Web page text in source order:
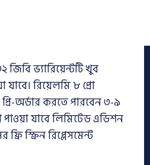
জিবি ভ্যারিয়েন্টটি খুব
যাবে। রিয়েলমি ৮ প্রো
প্রি-অর্ডার করতে পারবেন ৩-৯
পাওয়া যাবে লিমিটেড এডিশন
স্ক্রিন রিপ্লেসমেন্ট